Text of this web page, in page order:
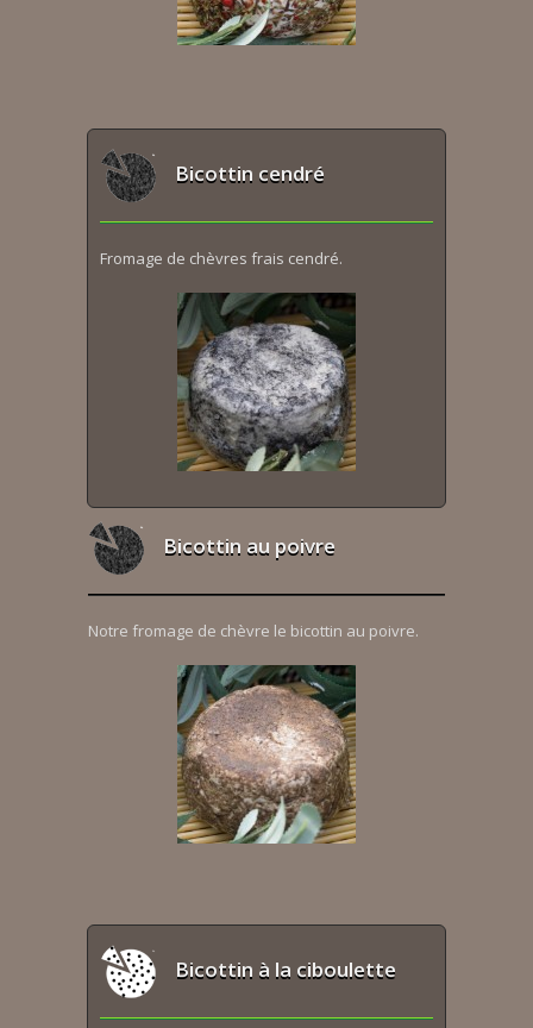
Bicottin cendré
Fromage de chèvres frais cendré.
Bicottin au poivre
Notre fromage de chèvre le bicottin au poivre.
Bicottin à la ciboulette